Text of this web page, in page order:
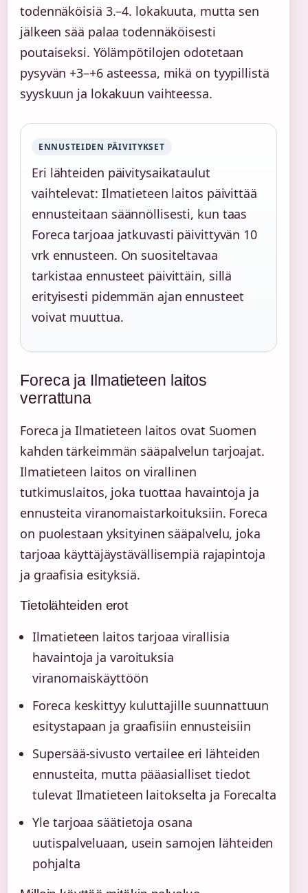
todennäköisiä 3.–4. lokakuuta, mutta sen
jälkeen sää palaa todennäköisesti
poutaiseksi. Yölämpötilojen odotetaan
pysyvän +3–+6 asteessa, mikä on tyypillistä
syyskuun ja lokakuun vaihteessa.
ENNUSTEIDEN PÄIVITYKSET
Eri lähteiden päivitysaikataulut
vaihtelevat: Ilmatieteen laitos päivittää
ennusteitaan säännöllisesti, kun taas
Foreca tarjoaa jatkuvasti päivittyvän 10
vrk ennusteen. On suositeltavaa
tarkistaa ennusteet päivittäin, sillä
erityisesti pidemmän ajan ennusteet
voivat muuttua.
Foreca ja Ilmatieteen laitos
verrattuna
Foreca ja Ilmatieteen laitos ovat Suomen
kahden tärkeimmän sääpalvelun tarjoajat.
Ilmatieteen laitos on virallinen
tutkimuslaitos, joka tuottaa havaintoja ja
ennusteita viranomaistarkoituksiin. Foreca
on puolestaan yksityinen sääpalvelu, joka
tarjoaa käyttäjäystävällisempiä rajapintoja
ja graafisia esityksiä.
Tietolähteiden erot
Ilmatieteen laitos tarjoaa virallisia
havaintoja ja varoituksia
viranomaiskäyttöön
Foreca keskittyy kuluttajille suunnattuun
esitystapaan ja graafisiin ennusteisiin
Supersää-sivusto vertailee eri lähteiden
ennusteita, mutta pääasialliset tiedot
tulevat Ilmatieteen laitokselta ja Forecalta
Yle tarjoaa säätietoja osana
uutispalveluaan, usein samojen lähteiden
pohjalta